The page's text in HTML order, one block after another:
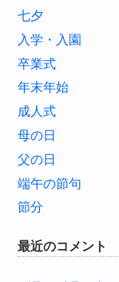
七夕
入学・入園
卒業式
年末年始
成人式
母の日
父の日
端午の節句
節分
最近のコメント